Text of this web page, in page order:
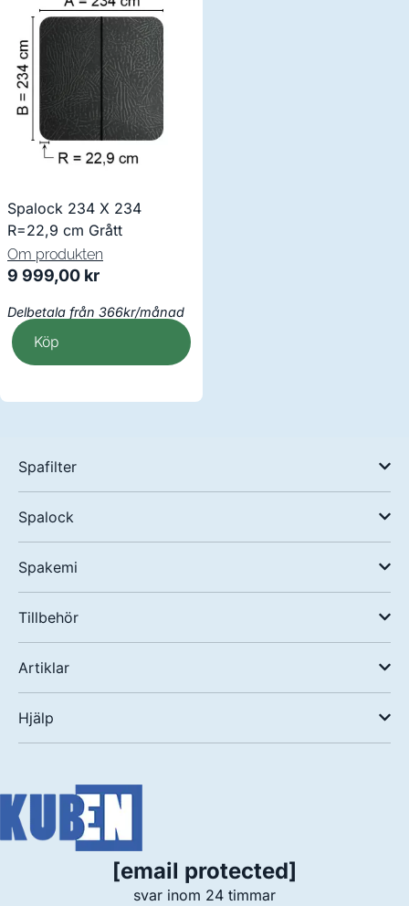
Spalock 234 X 234
R=22,9 cm Grått
Om produkten
9 999,00 kr
Delbetala från 366kr/månad
Köp
Spafilter
Spalock
Spakemi
Tillbehör
Artiklar
Hjälp
[email protected]
svar inom 24 timmar